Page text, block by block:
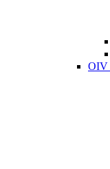
OIV